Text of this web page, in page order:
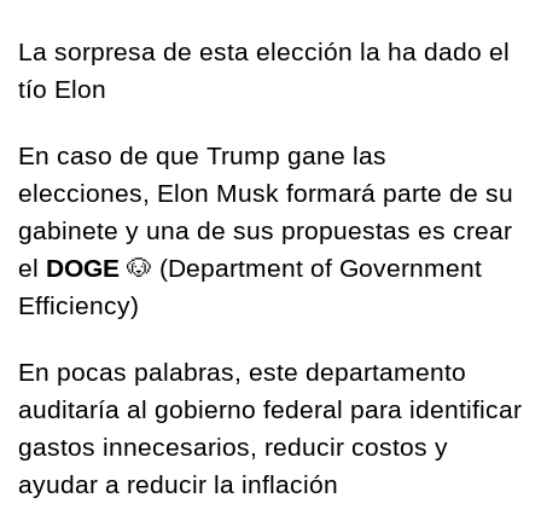
La sorpresa de esta elección la ha dado el
tío Elon
En caso de que Trump gane las
elecciones, Elon Musk formará parte de su
gabinete y una de sus propuestas es crear
el DOGE 🐶 (Department of Government
Efficiency)
En pocas palabras, este departamento
auditaría al gobierno federal para identificar
gastos innecesarios, reducir costos y
ayudar a reducir la inflación